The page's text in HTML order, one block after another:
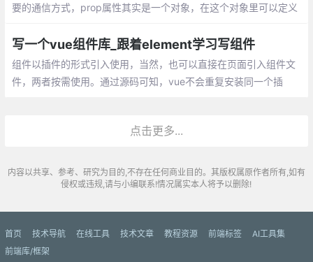
要的通信方式，prop属性其实是一个对象，在这个对象里可以定义
可以定义属性的类型，也可以定义属性的初始值。
写一个vue组件库_跟着element学习写组件
组件以插件的形式引入使用，当然，也可以直接在页面引入组件文
件，两者按需使用。通过源码可知，vue不会重复安装同一个插
点击更多...
内容以共享、参考、研究为目的,不存在任何商业目的。其版权属原作者所有,如有
侵权或违规,请与小编联系!情况属实本人将予以删除!
首页 技术导航 在线工具 技术文章 教程资源 前端标签
AI工具集
前端库/框架